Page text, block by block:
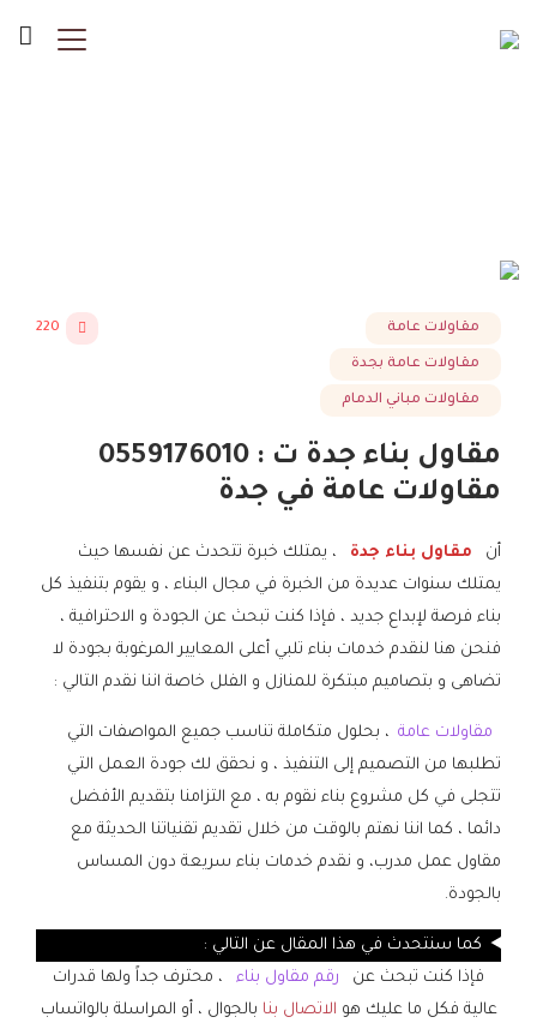
مقاولات عامة
مقاولات عامة بجدة
مقاولات مباني الدمام
220
مقاول بناء جدة ت : 0559176010
مقاولات عامة في جدة
أن مقاول بناء جدة
، يمتلك خبرة تتحدث عن نفسها حيث
يمتلك سنوات عديدة من الخبرة في مجال البناء ، و يقوم بتنفيذ كل
بناء فرصة لإبداع جديد ، فإذا كنت تبحث عن الجودة و الاحترافية ،
فنحن هنا لنقدم خدمات بناء تلبي أعلى المعايير المرغوبة بجودة لا
تضاهى و بتصاميم مبتكرة للمنازل و الفلل خاصة اننا نقدم التالي :
مقاولات عامة ، بحلول متكاملة تناسب جميع المواصفات التي
تطلبها من التصميم إلى التنفيذ ، و نحقق لك جودة العمل التي
تتجلى في كل مشروع بناء نقوم به ، مع التزامنا بتقديم الأفضل
دائما ، كما اننا نهتم بالوقت من خلال تقديم تقنياتنا الحديثة مع
مقاول عمل مدرب، و نقدم خدمات بناء سريعة دون المساس
بالجودة.
كما سنتحدث في هذا المقال عن التالي :
فإذا كنت تبحث عن
رقم مقاول بناء
، محترف جداً ولها قدرات
عالية فكل ما عليك هو الاتصال بنا بالجوال ، أو المراسلة بالواتساب